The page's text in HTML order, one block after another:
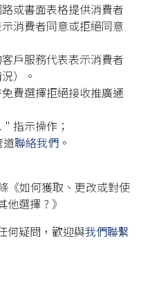
或書面表格提供消費者
消費者同意或拒絕同意
戶服務代表表示消費者
）。
費選擇拒絕接收推廣通
指示操作；
道聯絡我們 。
《如何獲取、更改或對使
選擇 ? 》
何疑問，歡迎與我們聯繫